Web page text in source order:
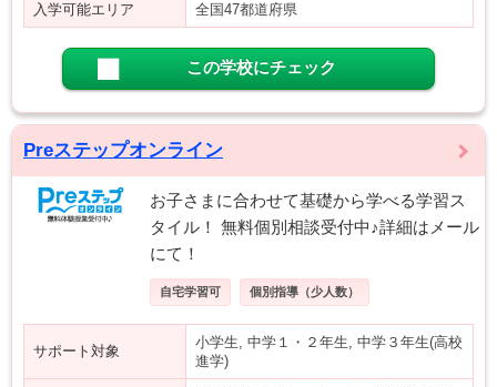
入学可能エリア 全国47都道府県
この学校にチェック
Preステップオンライン
お子さまに合わせて基礎から学べる学習ス
タイル！ 無料個別相談受付中♪詳細はメール
にて！
自宅学習可 個別指導（少人数）
サポート対象
小学生, 中学１・２年生, 中学３年生(高校
進学)